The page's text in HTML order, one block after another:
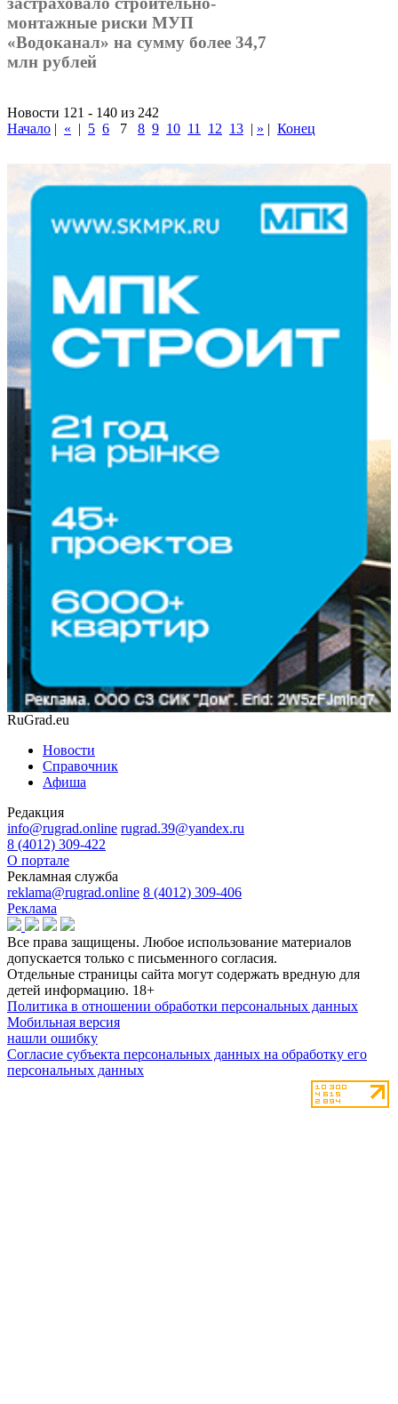
монтажные риски МУП
«Водоканал» на сумму более 34,7
млн рублей
Новости 121 - 140 из 242
Начало | « | 5 6 7 8 9 10 11 12 13 | » | Конец
RuGrad.eu
Новости
Справочник
Афиша
Редакция
info@rugrad.online rugrad.39@yandex.ru
8 (4012) 309-422
О портале
Рекламная служба
reklama@rugrad.online 8 (4012) 309-406
Реклама
Все права защищены. Любое использование материалов
допускается только с письменного согласия.
Отдельные страницы сайта могут содержать вредную для
детей информацию. 18+
Политика в отношении обработки персональных данных
Мобильная версия
нашли ошибку
Согласие субъекта персональных данных на обработку его
персональных данных